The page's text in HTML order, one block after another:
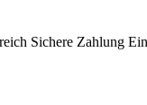
Sichere Zahlung